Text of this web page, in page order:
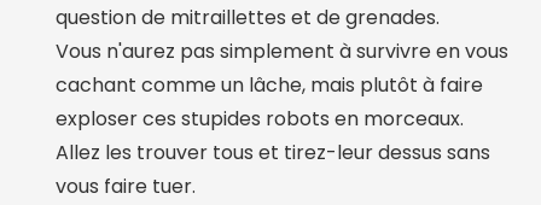
question de mitraillettes et de grenades.
Vous n'aurez pas simplement à survivre en vous
cachant comme un lâche, mais plutôt à faire
exploser ces stupides robots en morceaux.
Allez les trouver tous et tirez-leur dessus sans
vous faire tuer.